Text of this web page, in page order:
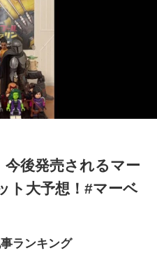
今後発売されるマー
ト大予想！#マーベ
ランキング